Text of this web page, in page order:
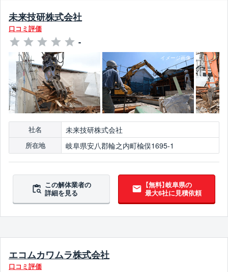
未来技研株式会社
口コミ評価
-
社名 未来技研株式会社
所在地 岐阜県安八郡輪之内町楡俣1695-1
この解体業者の
詳細を見る
【無料】岐阜県の
最大6社に見積依頼
エコムカワムラ株式会社
口コミ評価